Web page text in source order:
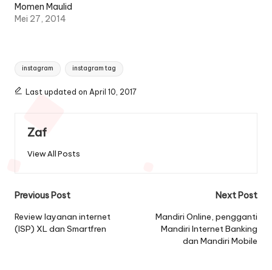
Momen Maulid
Mei 27, 2014
Tags:
instagram instagram tag
Last updated on April 10, 2017
Zaf
View All Posts
Post
navigation
Previous Post
Review layanan internet
(ISP) XL dan Smartfren
Next Post
Mandiri Online, pengganti
Mandiri Internet Banking
dan Mandiri Mobile